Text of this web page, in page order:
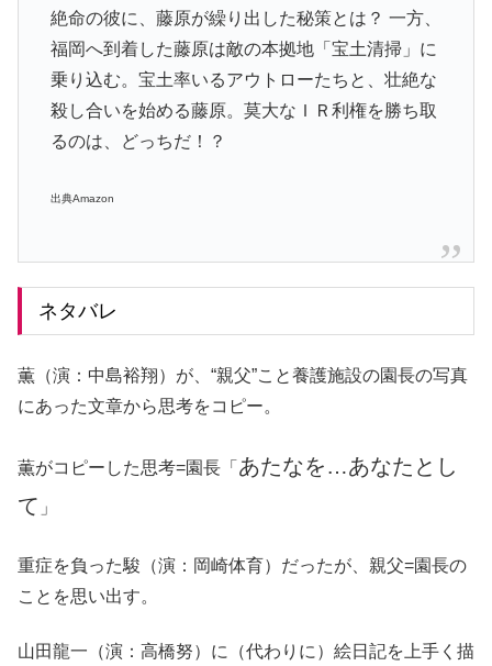
絶命の彼に、藤原が繰り出した秘策とは？ 一方、
福岡へ到着した藤原は敵の本拠地「宝土清掃」に
乗り込む。宝土率いるアウトローたちと、壮絶な
殺し合いを始める藤原。莫大なＩＲ利権を勝ち取
るのは、どっちだ！？
出典Amazon
ネタバレ
薫（演：中島裕翔）が、“親父”こと養護施設の園長の写真
にあった文章から思考をコピー。
薫がコピーした思考=園長「 あたなを…あなたとし
て 」
重症を負った駿（演：岡崎体育）だったが、親父=園長の
ことを思い出す。
山田龍一（演：高橋努）に（代わりに）絵日記を上手く描